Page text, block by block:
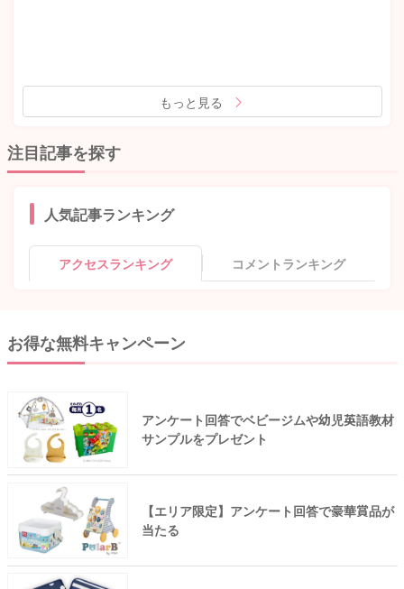
もっと見る
注目記事を探す
人気記事ランキング
アクセスランキング コメントランキング
お得な無料キャンペーン
アンケート回答でベビージムや幼児英語教材
サンプルをプレゼント
【エリア限定】アンケート回答で豪華賞品が
当たる